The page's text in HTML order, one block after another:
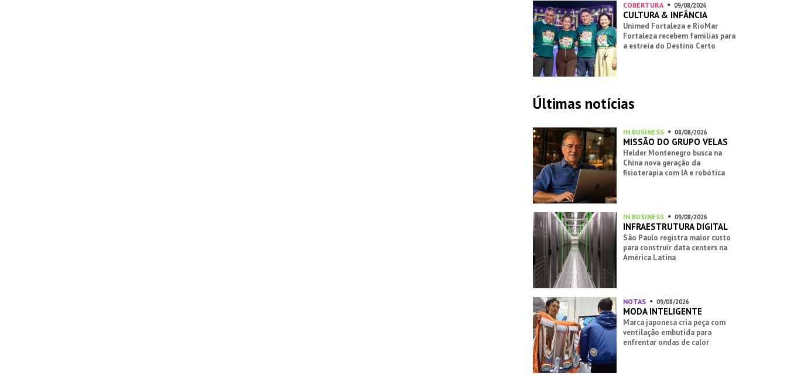
COBERTURA 09/08/2026
CULTURA & INFÂNCIA
Unimed Fortaleza e RioMar
Fortaleza recebem famílias para
a estreia do Destino Certo
Últimas notícias
IN BUSINESS 08/08/2026
MISSÃO DO GRUPO VELAS
Helder Montenegro busca na
China nova geração da
fisioterapia com IA e robótica
IN BUSINESS 09/08/2026
INFRAESTRUTURA DIGITAL
São Paulo registra maior custo
para construir data centers na
América Latina
NOTAS 09/08/2026
MODA INTELIGENTE
Marca japonesa cria peça com
ventilação embutida para
enfrentar ondas de calor